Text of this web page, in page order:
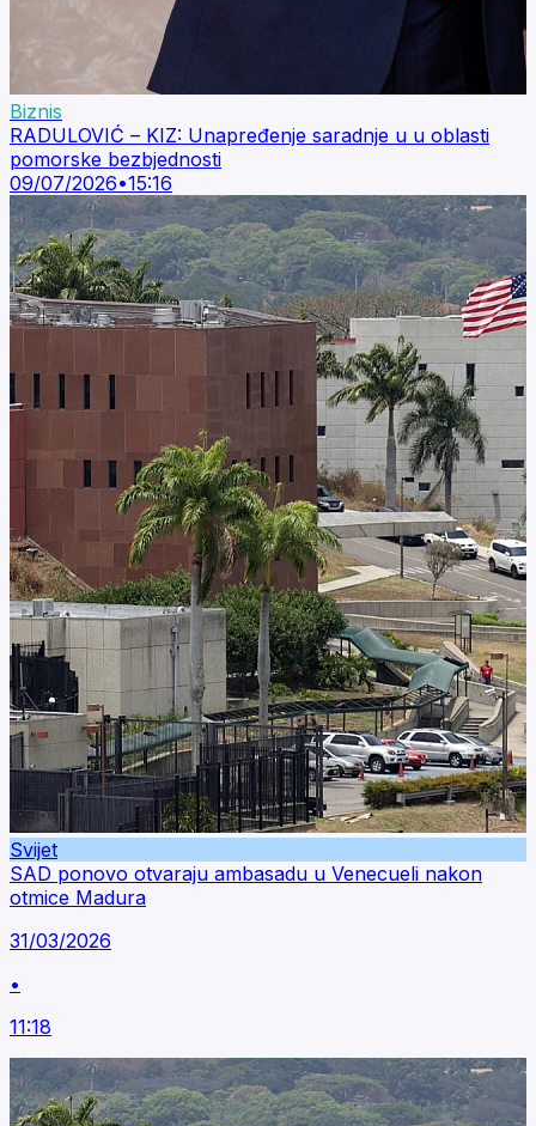
Biznis
RADULOVIĆ – KIZ: Unapređenje saradnje u u oblasti
pomorske bezbjednosti
09/07/2026•15:16
Svijet
SAD ponovo otvaraju ambasadu u Venecueli nakon
otmice Madura
31/03/2026
•
11:18